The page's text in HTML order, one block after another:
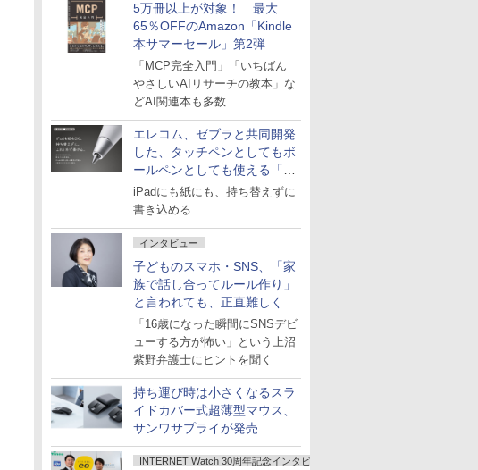
5万冊以上が対象！ 最大
65％OFFのAmazon「Kindle
本サマーセール」第2弾
「MCP完全入門」「いちばん
やさしいAIリサーチの教本」な
どAI関連本も多数
エレコム、ゼブラと共同開発
した、タッチペンとしてもボ
ールペンとしても使える「ス
タイラスツーウェイ」発売
iPadにも紙にも、持ち替えずに
書き込める
インタビュー
子どものスマホ・SNS、「家
族で話し合ってルール作り」
と言われても、正直難しくな
いですか？
「16歳になった瞬間にSNSデビ
ューする方が怖い」という上沼
紫野弁護士にヒントを聞く
持ち運び時は小さくなるスラ
イドカバー式超薄型マウス、
サンワサプライが発売
INTERNET Watch 30周年記念インタビュー